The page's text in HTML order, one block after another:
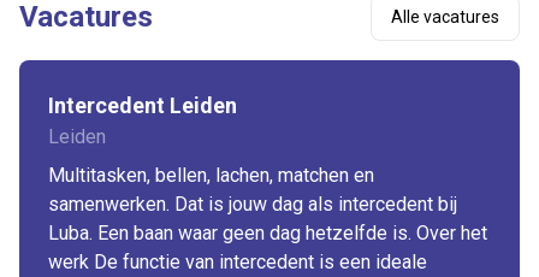
Vacatures Alle vacatures
Intercedent Leiden
Leiden
Multitasken, bellen, lachen, matchen en
samenwerken. Dat is jouw dag als intercedent bij
Luba. Een baan waar geen dag hetzelfde is. Over het
werk De functie van intercedent is een ideale